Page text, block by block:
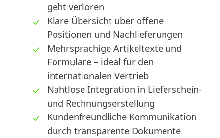
geht verloren
Klare Übersicht über offene
Positionen und Nachlieferungen
Mehrsprachige Artikeltexte und
Formulare – ideal für den
internationalen Vertrieb
Nahtlose Integration in Lieferschein-
und Rechnungserstellung
Kundenfreundliche Kommunikation
durch transparente Dokumente